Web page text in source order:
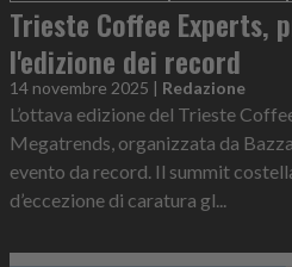
Trieste Coffee Experts,
l'edizione dei record
14 novembre 2025 | Redazione
L’ottava edizione del Trieste
Megatrends, organizzata da
evento da record. Il summit
d’eccezione di caratura gl...